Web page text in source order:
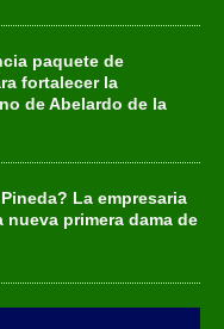
paquete de
fortalecer la
de Abelardo de la
La empresaria
primera dama de